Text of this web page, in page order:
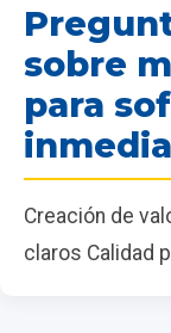
sobre
para
Creación de
claros Calidad